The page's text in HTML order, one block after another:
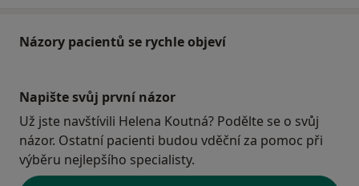
Názory pacientů se rychle objeví
Napište svůj první názor
Už jste navštívili Helena Koutná? Podělte se o svůj
názor. Ostatní pacienti budou vděční za pomoc při
výběru nejlepšího specialisty.